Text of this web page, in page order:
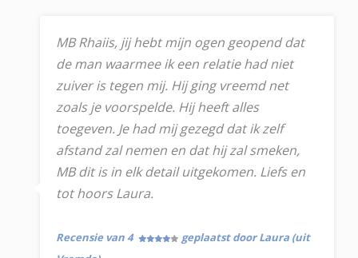
MB Rhaiis, jij hebt mijn ogen geopend dat
de man waarmee ik een relatie had niet
zuiver is tegen mij. Hij ging vreemd net
zoals je voorspelde. Hij heeft alles
toegeven. Je had mij gezegd dat ik zelf
afstand zal nemen en dat hij zal smeken,
MB dit is in elk detail uitgekomen. Liefs en
tot hoors Laura.
Recensie van 4
geplaatst door Laura (uit